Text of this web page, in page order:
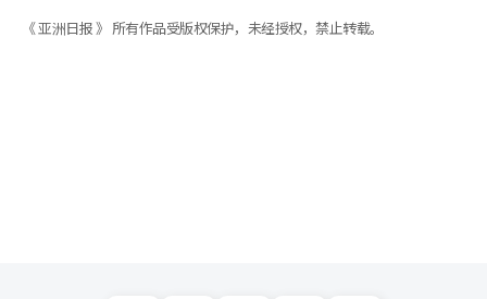
《 亚洲日报 》 所有作品受版权保护，未经授权，禁止转载。